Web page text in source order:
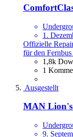
1.
Offizielle
für den
1,8k
1
Ausgestellt
MAN Lion's
9.